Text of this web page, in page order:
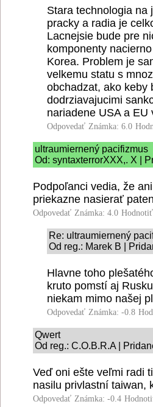
Stara technologia na
pracky a radia je
Lacnejsie bude pre
komponenty
Korea. Problem je
velkemu statu s
obchadzat, ako keby
dodrziavajucimi
nariadene USA a EU
Odpovedať Známka: 6.0
ultraumiernený pacifizmus
Od: syntaxterrorXXX,. X |
Podpoľanci vedia, že
priekazne nasierať
Odpovedať Známka: 4.0
Re: ultraumiernený
Od reg.: Marek B |
Hlavne toho
kruto pomstí aj
niekam mimo našej
Odpovedať Známka: -0.8
Qwert
Od reg.: C.O.B.R.A |
Veď oni ešte veľmi radi
nasilu privlastní taiwan,
Odpovedať Známka: -0.4